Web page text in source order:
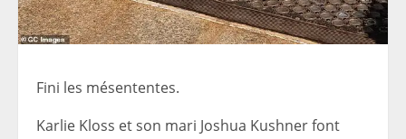
Fini les mésententes.
Karlie Kloss et son mari Joshua Kushner font